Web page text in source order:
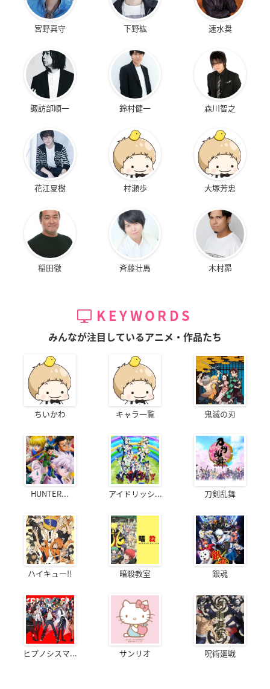
宮野真守 下野紘 速水奨
諏訪部順一 鈴村健一 森川智之
花江夏樹 村瀬歩 大塚芳忠
稲田徹 斉藤壮馬 木村昴
KEYWORDS
みんなが注目しているアニメ・作品たち
ちいかわ キャラ一覧 鬼滅の刃
HUNTER... アイドリッシ... 刀剣乱舞
ハイキュー!! 暗殺教室 銀魂
ヒプノシスマ... サンリオ 呪術廻戦